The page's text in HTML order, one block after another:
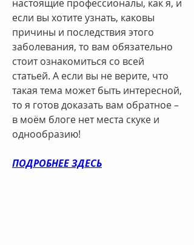
настоящие профессионалы, как я, и
если вы хотите узнать, каковы
причины и последствия этого
заболевания, то вам обязательно
стоит ознакомиться со всей
статьей. А если вы не верите, что
такая тема может быть интересной,
то я готов доказать вам обратное –
в моём блоге нет места скуке и
однообразию!
ПОДРОБНЕЕ ЗДЕСЬ